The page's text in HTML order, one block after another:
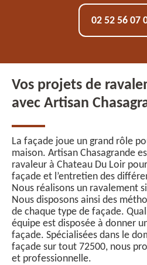
02 52 56 07
Vos projets de
avec Artisan
La façade joue un grand rôle
maison. Artisan Chasagrande
ravaleur à Chateau Du Loir
façade et l’entretien des
Nous réalisons un ravalement
Nous disposons ainsi des
de chaque type de façade.
équipe est disposée à donner
façade. Spécialisées dans le
façade sur tout 72500, nous
et professionnelle.